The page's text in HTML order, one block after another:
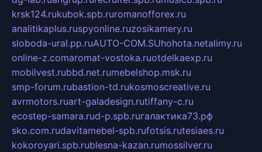
krsk124.rukubok.spb.ruromanofforex.ru
analitikaplus.ruspyonline.ruzosikamery.ru
sloboda-ural.pp.ruAUTO-COM.SUhohota.netalimy.ru
online-z.comaromat-vostoka.ruotdelkaexp.ru
mobilvest.rubbd.net.rumebelshop.msk.ru
smp-forum.rubastion-td.rukosmoscreative.ru
avrmotors.ruart-galadesign.rutiffany-c.ru
ecostep-samara.rud-p.spb.ruгалактика73.рф
sko.com.rudavitamebel-spb.rufotsis.rutesiaes.ru
kokoroyari.spb.rublesna-kazan.rumossilver.ru